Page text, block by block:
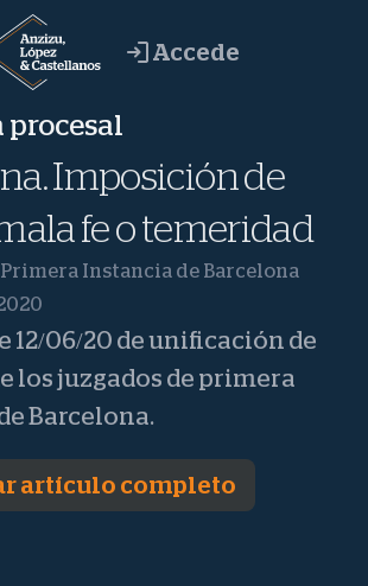
Accede
procesal
Imposición de
fe o temeridad
Primera Instancia de Barcelona
12/06/20 de unificación de
los juzgados de primera
Barcelona.
artículo completo